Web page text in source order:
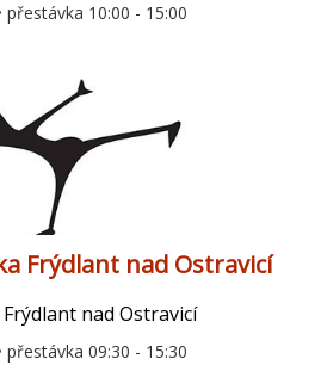
přestávka 10:00 - 15:00
Frýdlant nad Ostravicí
nad Ostravicí
přestávka 09:30 - 15:30